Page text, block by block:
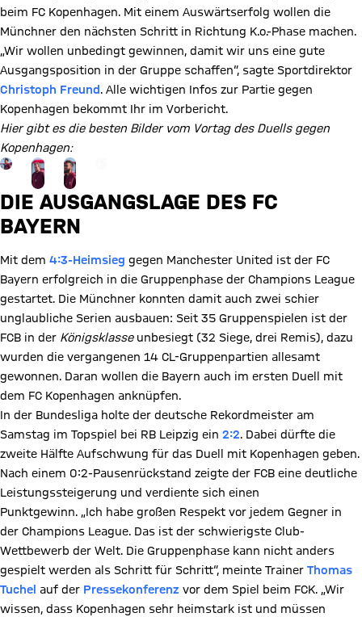
beim FC Kopenhagen. Mit einem Auswärtserfolg wollen die
Münchner den nächsten Schritt in Richtung K.o.-Phase machen.
„Wir wollen unbedingt gewinnen, damit wir uns eine gute
Ausgangsposition in der Gruppe schaffen“, sagte Sportdirektor
Christoph Freund . Alle wichtigen Infos zur Partie gegen
Kopenhagen bekommt Ihr im Vorbericht.
Hier gibt es die besten Bilder vom Vortag des Duells gegen
Kopenhagen:
Gehe zu Gallerie Seite: zur Galerie
DIE AUSGANGSLAGE DES FC
BAYERN
Mit dem 4:3-Heimsieg gegen Manchester United ist der FC
Bayern erfolgreich in die Gruppenphase der Champions League
gestartet. Die Münchner konnten damit auch zwei schier
unglaubliche Serien ausbauen: Seit 35 Gruppenspielen ist der
FCB in der Königsklasse unbesiegt (32 Siege, drei Remis), dazu
wurden die vergangenen 14 CL-Gruppenpartien allesamt
gewonnen. Daran wollen die Bayern auch im ersten Duell mit
dem FC Kopenhagen anknüpfen.
In der Bundesliga holte der deutsche Rekordmeister am
Samstag im Topspiel bei RB Leipzig ein 2:2. Dabei dürfte die
zweite Hälfte Aufschwung für das Duell mit Kopenhagen geben.
Nach einem 0:2-Pausenrückstand zeigte der FCB eine deutliche
Leistungssteigerung und verdiente sich einen
Punktgewinn. „Ich habe großen Respekt vor jedem Gegner in
der Champions League. Das ist der schwierigste Club-
Wettbewerb der Welt. Die Gruppenphase kann nicht anders
gespielt werden als Schritt für Schritt“, meinte Trainer Thomas
Tuchel auf der Pressekonferenz vor dem Spiel beim FCK. „Wir
wissen, dass Kopenhagen sehr heimstark ist und müssen